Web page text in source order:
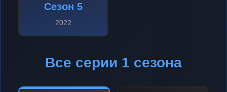
Сезон 5
2022
Все серии 1 сезона